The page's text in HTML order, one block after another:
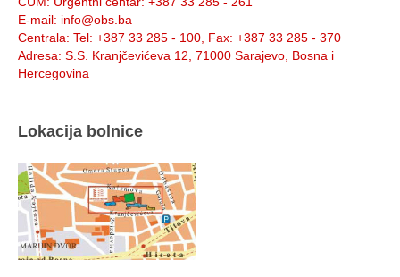
E-mail: info@obs.ba
Centrala: Tel: +387 33 285 - 100, Fax: +387 33 285 - 370
Adresa: S.S. Kranjčevićeva 12, 71000 Sarajevo, Bosna i
Hercegovina
Lokacija bolnice